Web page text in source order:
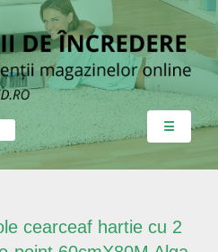
☰
cearceaf hartie cu 2